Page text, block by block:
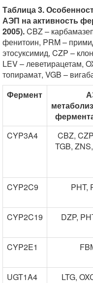
Таблица 3.
АЭП на активность
2005).CBZ –
фенитоин, PRM –
этосуксимид, CZP –
LEV – леветирацетам,
топирамат, VGB –
Фермент
CYP3A4
CBZ,
TGB,
CYP2C9
PHT,
CYP2C19 DZP,
CYP2E1
UGT1A4
LTG,